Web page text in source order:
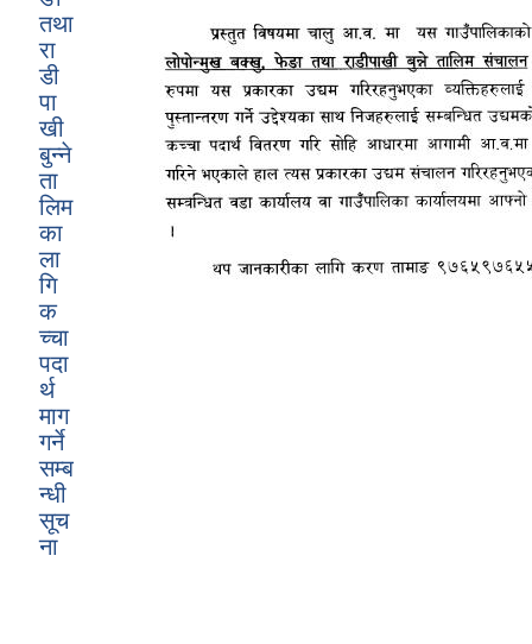
तथा
रा
डी
पा
खी
बुन्ने
ता
लिम
का
ला
गि
क
च्चा
पदा
र्थ
माग
गर्ने
सम्ब
न्धी
सूच
ना